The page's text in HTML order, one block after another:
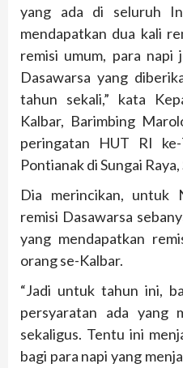
yang ada di seluruh
mendapatkan dua kali
remisi umum, para napi
Dasawarsa yang
tahun sekali,” kata
Kalbar, Barimbing
peringatan HUT RI
Pontianak di Sungai
Dia merincikan, untuk
remisi Dasawarsa
yang mendapatkan
orang se-Kalbar.
“Jadi untuk tahun ini,
persyaratan ada yang
sekaligus. Tentu ini
bagi para napi yang